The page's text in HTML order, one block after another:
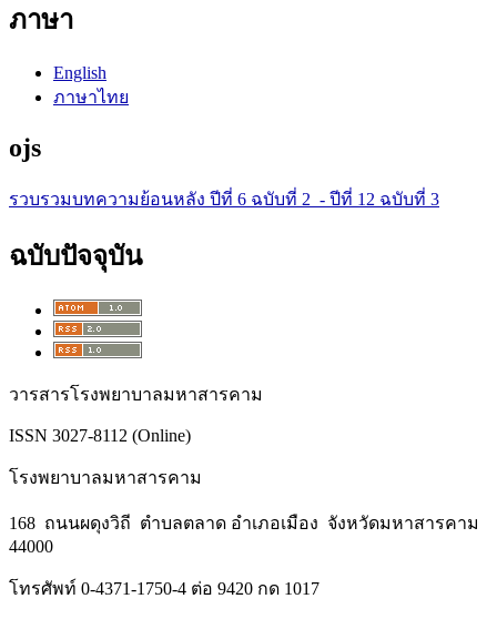
ภาษา
English
ภาษาไทย
ojs
รวบรวมบทความย้อนหลัง ปีที่ 6 ฉบับที่ 2 - ปีที่ 12 ฉบับที่ 3
ฉบับปัจจุบัน
วารสารโรงพยาบาลมหาสารคาม
ISSN 3027-8112 (Online)
โรงพยาบาลมหาสารคาม
168 ถนนผดุงวิถี ตำบลตลาด อำเภอเมือง จังหวัดมหาสารคาม
44000
โทรศัพท์ 0-4371-1750-4 ต่อ 9420 กด 1017